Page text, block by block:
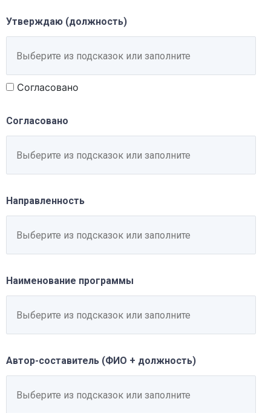
Утверждаю (должность)
Согласовано
Согласовано
Направленность
Наименование программы
Автор-составитель (ФИО + должность)